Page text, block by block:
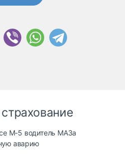
М-5 водитель МАЗа
аварию